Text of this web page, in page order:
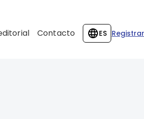
Contacto ES